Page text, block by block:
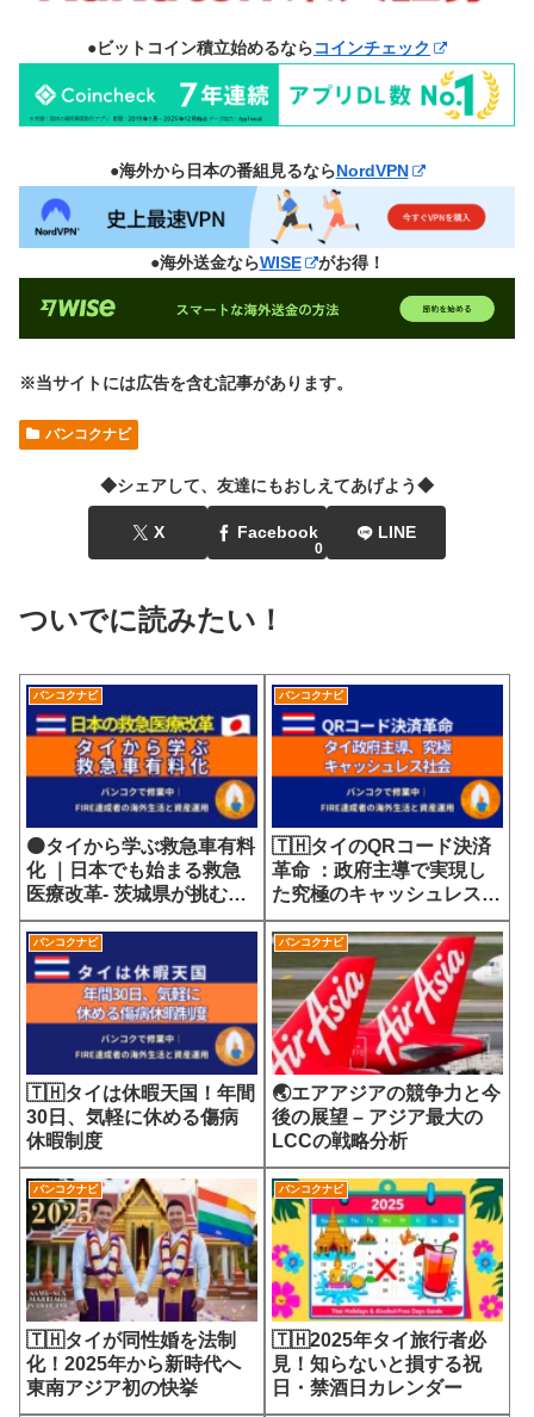
●ビットコイン積立始めるならコインチェック
●海外から日本の番組見るならNordVPN
●海外送金ならWISE がお得！
※当サイトには広告を含む記事があります。
バンコクナビ
◆シェアして、友達にもおしえてあげよう◆
X Facebook
0
LINE
ついでに読みたい！
バンコクナビ
🟠タイから学ぶ救急車有料
化 ｜日本でも始まる救急
医療改革- 茨城県が挑む
7700円の選定療養費が示
す医療サービスの未来
バンコクナビ
🇹🇭タイのQRコード決済
革命 ：政府主導で実現し
た究極のキャッシュレス社
会
バンコクナビ
🇹🇭タイは休暇天国！年間
30日、気軽に休める傷病
休暇制度
バンコクナビ
🌏エアアジアの競争力と今
後の展望 – アジア最大の
LCCの戦略分析
バンコクナビ
🇹🇭タイが同性婚を法制
化！2025年から新時代へ
東南アジア初の快挙
バンコクナビ
🇹🇭2025年タイ旅行者必
見！知らないと損する祝
日・禁酒日カレンダー